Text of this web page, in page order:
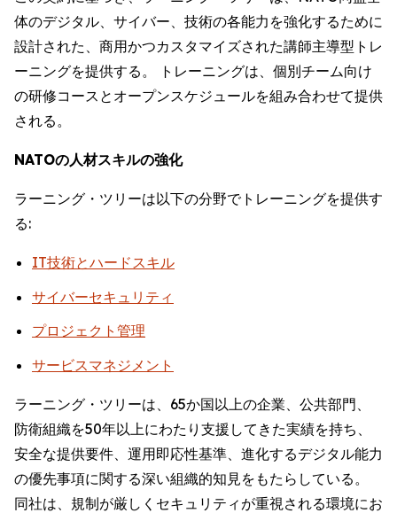
体のデジタル、サイバー、技術の各能力を強化するために
設計された、商用かつカスタマイズされた講師主導型トレ
ーニングを提供する。 トレーニングは、個別チーム向け
の研修コースとオープンスケジュールを組み合わせて提供
される。
NATOの人材スキルの強化
ラーニング・ツリーは以下の分野でトレーニングを提供す
る:
IT技術とハードスキル
サイバーセキュリティ
プロジェクト管理
サービスマネジメント
ラーニング・ツリーは、65か国以上の企業、公共部門、
防衛組織を50年以上にわたり支援してきた実績を持ち、
安全な提供要件、運用即応性基準、進化するデジタル能力
の優先事項に関する深い組織的知見をもたらしている。
同社は、規制が厳しくセキュリティが重視される環境にお